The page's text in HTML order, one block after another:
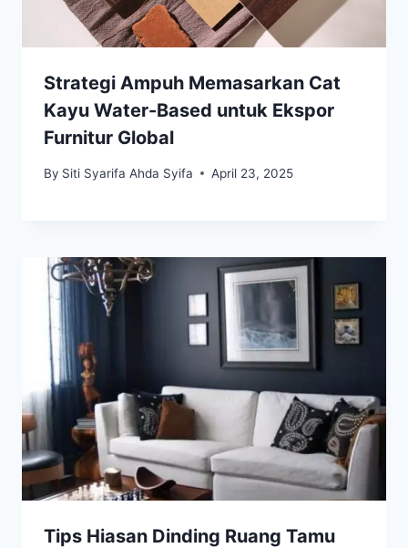
Strategi Ampuh Memasarkan Cat
Kayu Water-Based untuk Ekspor
Furnitur Global
By Siti Syarifa Ahda Syifa April 23, 2025
Tips Hiasan Dinding Ruang Tamu